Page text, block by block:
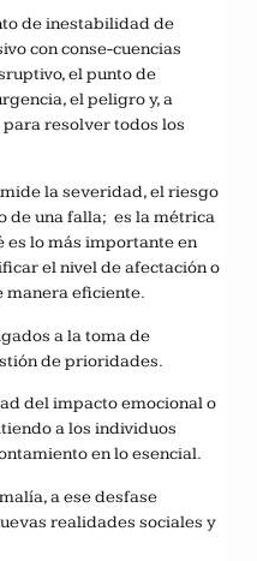
de inestabilidad de
con conse-cuencias
el punto de
el peligro y, a
para resolver todos los
la severidad, el riesgo
de una falla; es la métrica
es lo más importante en
el nivel de afectación o
manera eficiente.
a la toma de
de prioridades.
del impacto emocional o
a los individuos
en lo esencial.
a ese desfase
realidades sociales y